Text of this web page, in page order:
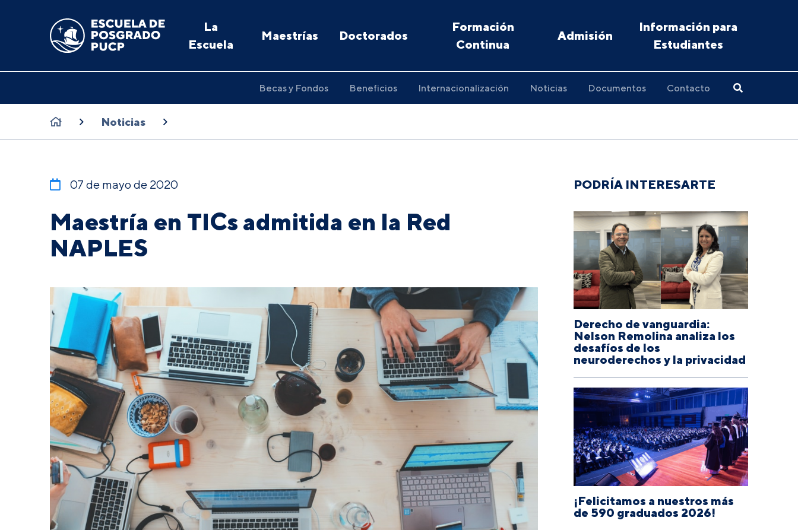
La
Escuela
Maestrías Doctorados
Formación
Continua
Admisión
Información para
Estudiantes
Becas y Fondos Beneficios Internacionalización Noticias Documentos Contacto
Noticias
07 de mayo de 2020
Maestría en TICs admitida en la Red
NAPLES
PODRÍA INTERESARTE
Derecho de vanguardia:
Nelson Remolina analiza los
desafíos de los
neuroderechos y la privacidad
¡Felicitamos a nuestros más
de 590 graduados 2026!